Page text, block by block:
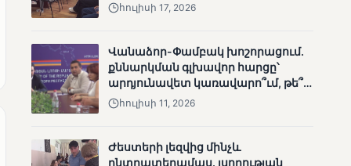
անհետացած
աշխատանքները
ՄՈՒՆԵՏԻԿ
հուլիսի 17, 2026
Վանաձոր-Փամբակ խոշորացում.
քննարկման գլխավոր հարցը՝
արդյունավետ կառավարո՞ւմ, թե՞
քաղաքական նպատակ
հուլիսի 11, 2026
Ժեստերի լեզվից մինչև
ընտրատեղամաս. լսողության